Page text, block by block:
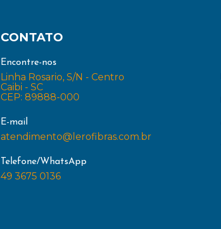
CONTATO
Encontre-nos
Linha Rosario, S/N - Centro
Caibi - SC
CEP: 89888-000
E-mail
atendimento@lerofibras.com.br
Telefone/WhatsApp
49 3675 0136